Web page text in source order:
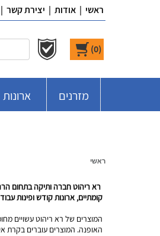
ראשי | אודות | יצירת קשר |
(
0
)
מזרנים ארונות
ראשי
רא ריהוט חברה ותיקה בתחום
קומתיים, ארונות קודש ופינות
המוצרים של רא ריהוט עשויים
האופנה. המוצרים עוברים בקרת